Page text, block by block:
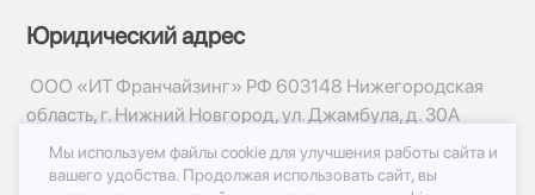
Юридический адрес
ООО «ИТ Франчайзинг» РФ 603148 Нижегородская
область, г. Нижний Новгород, ул. Джамбула, д. 30А
© 2017-2026г, База Цветов 24.ру
Мы используем файлы cookie для улучшения работы сайта и
вашего удобства. Продолжая использовать сайт, вы